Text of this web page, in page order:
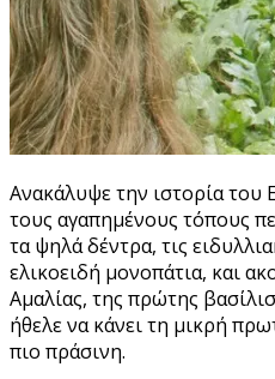
Ανακάλυψε την ιστορία του
τους αγαπημένους τόπους
τα ψηλά δέντρα, τις
ελικοειδή μονοπάτια, και
Αμαλίας, της πρώτης
ήθελε να κάνει τη μικρή
πιο πράσινη.